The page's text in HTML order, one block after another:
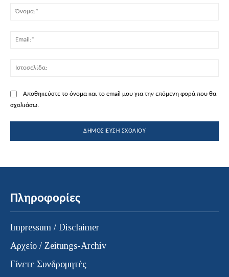
Αποθηκεύστε το όνομα και το email μου για την επόμενη φορά που θα
σχολιάσω.
Πληροφορίες
Impressum / Disclaimer
Αρχείο / Zeitungs-Archiv
Γίνετε Συνδρομητές